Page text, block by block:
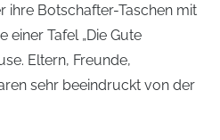
ihre Botschafter-Taschen mit
einer Tafel „Die Gute
Eltern, Freunde,
sehr beeindruckt von der